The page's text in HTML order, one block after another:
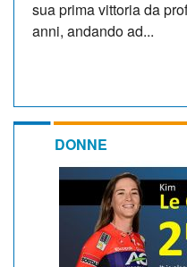
sua prima vittoria da
anni, andando ad...
DONNE